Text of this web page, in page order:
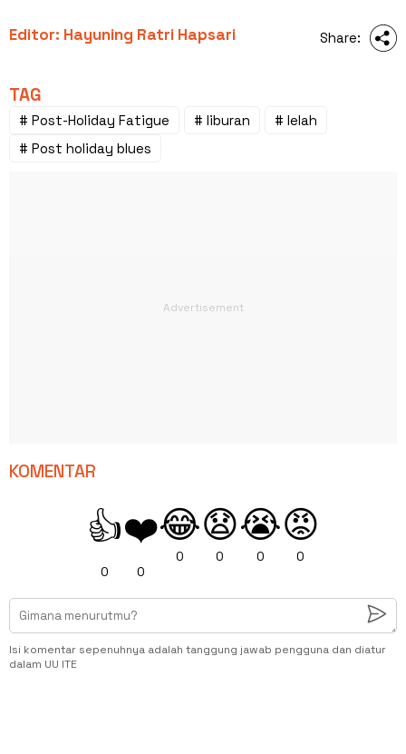
Editor: Hayuning Ratri Hapsari Share:
TAG
# Post-Holiday Fatigue # liburan
# lelah
# Post holiday blues
KOMENTAR
👍
0
❤️
0
😂
0
😧
0
😭
0
😡
0
Isi komentar sepenuhnya adalah tanggung jawab pengguna dan diatur
dalam UU ITE